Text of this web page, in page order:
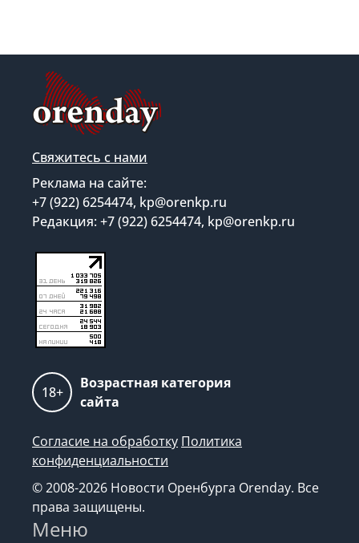
Свяжитесь с нами
Реклама на сайте:
+7 (922) 6254474, kp@orenkp.ru
Редакция: +7 (922) 6254474, kp@orenkp.ru
18+
Возрастная категория
сайта
Согласие на обработку Политика
конфиденциальности
© 2008-2026 Новости Оренбурга Orenday. Все
права защищены.
Меню